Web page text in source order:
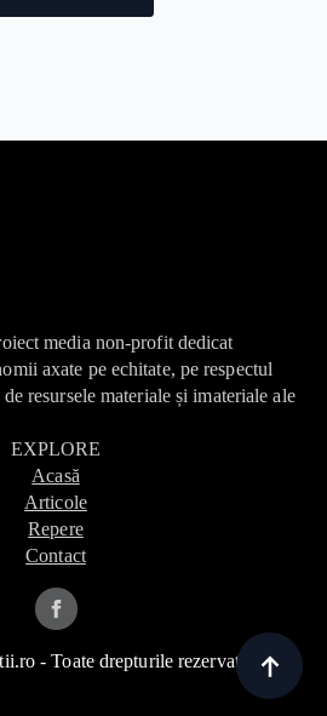
media non-profit dedicat
axate pe echitate, pe respectul
resursele materiale și imateriale ale
EXPLORE
Acasă
Articole
Repere
Contact
- Toate drepturile rezervate